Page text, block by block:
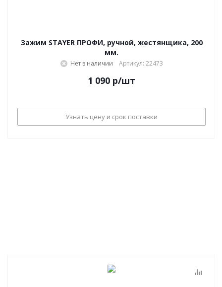
Зажим STAYER ПРОФИ, ручной, жестянщика, 200
мм.
Нет в наличии Артикул: 22473
1 090 р/шт
Узнать цену и срок поставки